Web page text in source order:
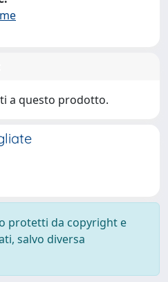
a questo prodotto.
protetti da copyright e
salvo diversa